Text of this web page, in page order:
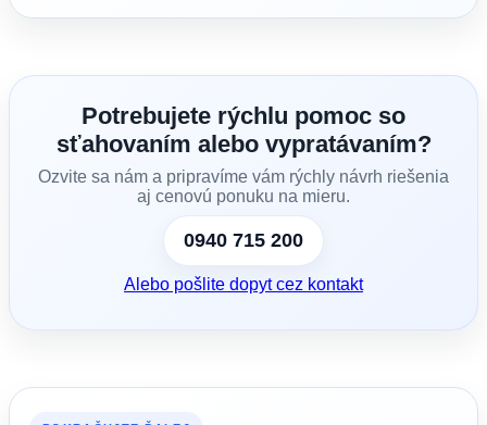
Potrebujete rýchlu pomoc so
sťahovaním alebo vypratávaním?
Ozvite sa nám a pripravíme vám rýchly návrh riešenia
aj cenovú ponuku na mieru.
0940 715 200
Alebo pošlite dopyt cez kontakt